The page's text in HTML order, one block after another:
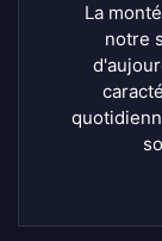
La
notre